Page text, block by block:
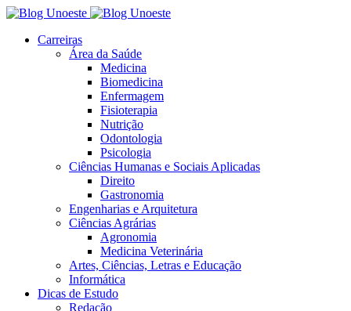
Carreiras
Área da Saúde
Medicina
Biomedicina
Enfermagem
Fisioterapia
Nutrição
Odontologia
Psicologia
Ciências Humanas e Sociais Aplicadas
Direito
Gastronomia
Engenharias e Arquitetura
Ciências Agrárias
Agronomia
Medicina Veterinária
Artes, Ciências, Letras e Educação
Informática
Dicas de Estudo
Redação